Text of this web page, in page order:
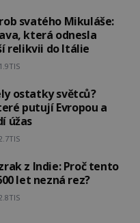
svatého Mikuláše:
která odnesla
relikvii do Itálie
1.9TIS
ostatky světců?
putují Evropou a
úžas
z Indie: Proč tento
let nezná rez?